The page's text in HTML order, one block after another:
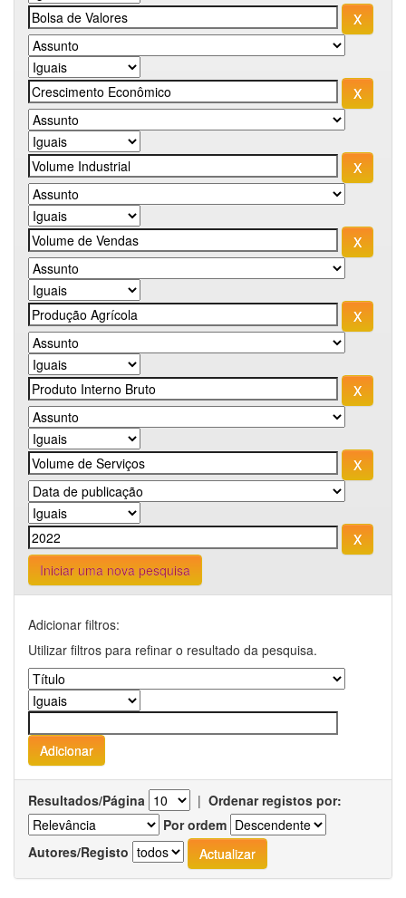
Iniciar uma nova pesquisa
Adicionar filtros:
Utilizar filtros para refinar o resultado da pesquisa.
Resultados/Página | Ordenar registos por:
Por ordem
Autores/Registo